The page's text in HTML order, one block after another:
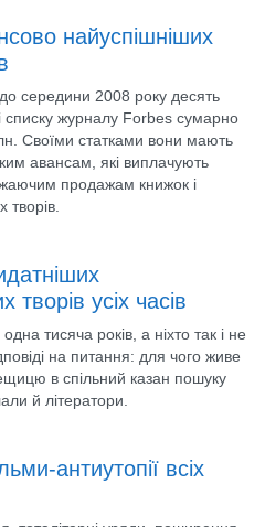
найуспішніших
середини 2008 року десять
списку журналу Forbes сумарно
Своїми статками вони мають
авансам, які виплачують
продажам книжок і
творів.
творів усіх часів
одна тисяча років, а ніхто так і не
на питання: для чого живе
в спільний казан пошуку
й літератори.
антиутопії всіх